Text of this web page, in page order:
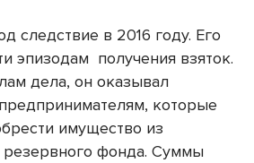
следствие в 2016 году. Его
эпизодам получения взяток.
дела, он оказывал
которые
имущество из
резервного фонда. Суммы